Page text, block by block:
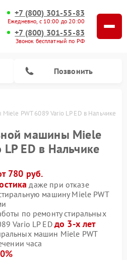
+7 (800) 301-55-83
Ежедневно, с 10:00 до 20:00
+7 (800) 301-55-83
Звонок бесплатный по РФ
Позвонить
PWT 6089 Vario LP ED в Нальчике
машины Miele
ED в Нальчике
780 руб.
даже при отказе
машину Miele PWT
по ремонту стиральных
Vario LP ED до 3-х лет
машин Miele PWT
часа